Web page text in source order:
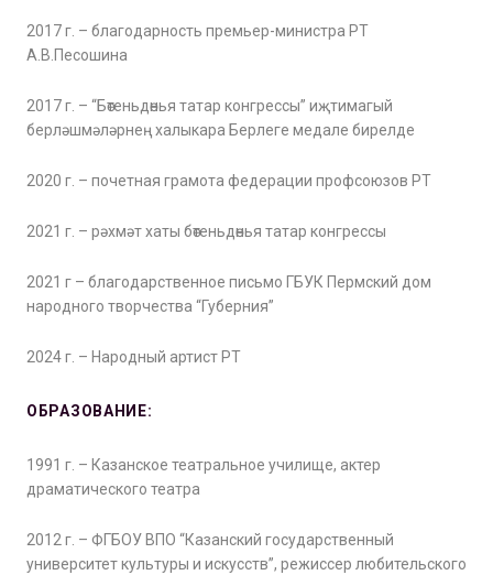
2017 г. – благодарность премьер-министра РТ
А.В.Песошина
2017 г. – “Бөтеньдөнья татар конгрессы” иҗтимагый
берләшмәләрнең халыкара Берлеге медале бирелде
2020 г. – почетная грамота федерации профсоюзов РТ
2021 г. – рәхмәт хаты бөтеньдөнья татар конгрессы
2021 г – благодарственное письмо ГБУК Пермский дом
народного творчества “Губерния”
2024 г. – Народный артист РТ
ОБРАЗОВАНИЕ:
1991 г. – Казанское театральное училище, актер
драматического театра
2012 г. – ФГБОУ ВПО “Казанский государственный
университет культуры и искусств”, режиссер любительского